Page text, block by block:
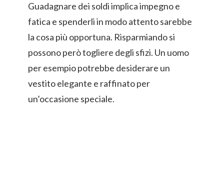
Guadagnare dei soldi implica impegno e
fatica e spenderli in modo attento sarebbe
la cosa più opportuna. Risparmiando si
possono però togliere degli sfizi. Un uomo
per esempio potrebbe desiderare un
vestito elegante e raffinato per
un’occasione speciale.